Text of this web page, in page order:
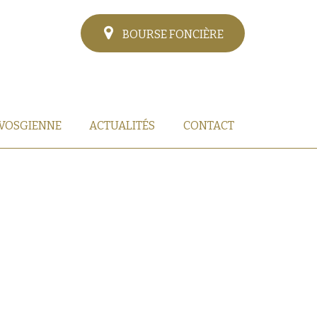
BOURSE FONCIÈRE
ACTUALITÉS CONTACT